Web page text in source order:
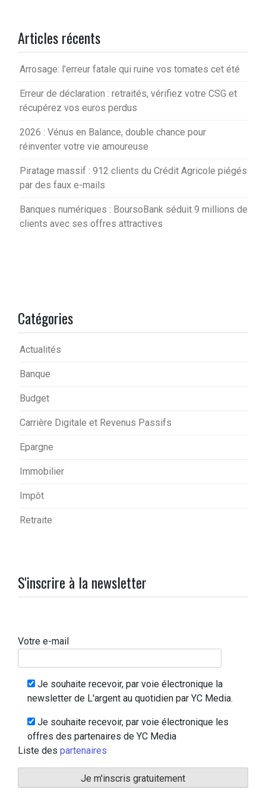
Articles récents
Arrosage: l’erreur fatale qui ruine vos tomates cet été
Erreur de déclaration : retraités, vérifiez votre CSG et
récupérez vos euros perdus
2026 : Vénus en Balance, double chance pour
réinventer votre vie amoureuse
Piratage massif : 912 clients du Crédit Agricole piégés
par des faux e-mails
Banques numériques : BoursoBank séduit 9 millions de
clients avec ses offres attractives
Catégories
Actualités
Banque
Budget
Carrière Digitale et Revenus Passifs
Epargne
Immobilier
Impôt
Retraite
S'inscrire à la newsletter
Votre e-mail
Je souhaite recevoir, par voie électronique la
newsletter de L'argent au quotidien par YC Media.
Je souhaite recevoir, par voie électronique les
offres des partenaires de YC Media
Liste des partenaires